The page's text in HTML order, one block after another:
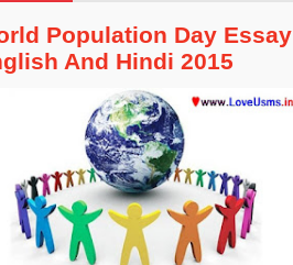
Population Day Essay
And Hindi 2015